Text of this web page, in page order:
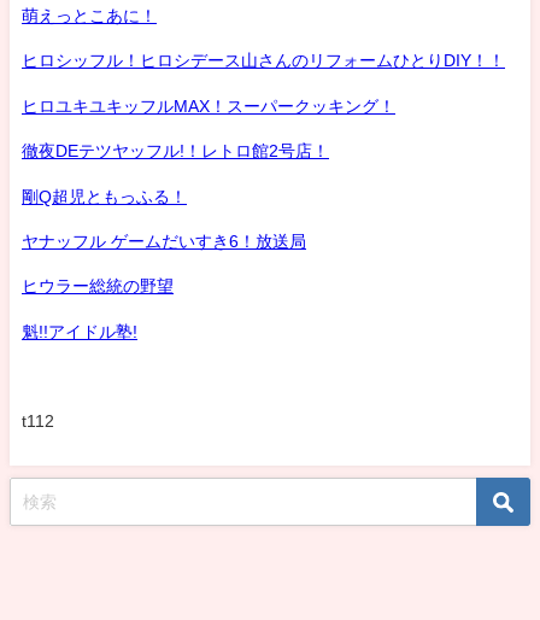
萌えっとこあに！
ヒロシッフル！ヒロシデース山さんのリフォームひとりDIY！！
ヒロユキユキッフルMAX！スーパークッキング！
徹夜DEテツヤッフル!！レトロ館2号店！
剛Q超児ともっふる！
ヤナッフル ゲームだいすき6！放送局
ヒウラー総統の野望
魁!!アイドル塾!
t112